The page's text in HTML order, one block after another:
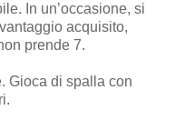
In un’occasione, si
acquisito,
prende 7.
Gioca di spalla con